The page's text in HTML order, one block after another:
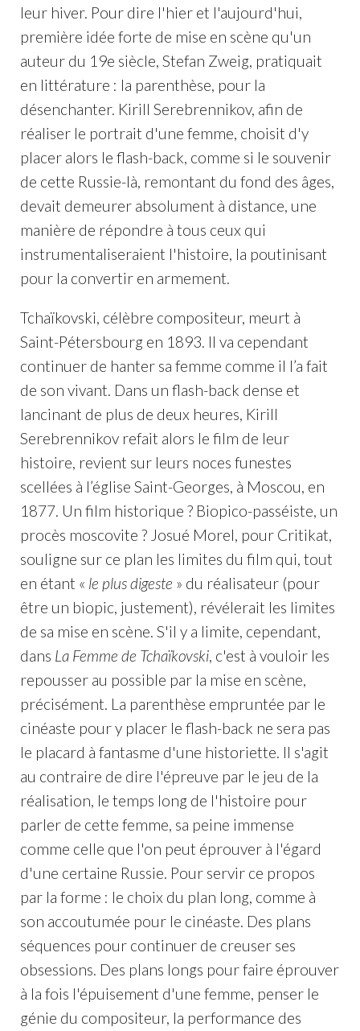
leur hiver. Pour dire l'hier et l'aujourd'hui,
première idée forte de mise en scène qu'un
auteur du 19e siècle, Stefan Zweig, pratiquait
en littérature : la parenthèse, pour la
désenchanter. Kirill Serebrennikov, afin de
réaliser le portrait d'une femme, choisit d'y
placer alors le flash-back, comme si le souvenir
de cette Russie-là, remontant du fond des âges,
devait demeurer absolument à distance, une
manière de répondre à tous ceux qui
instrumentaliseraient l'histoire, la poutinisant
pour la convertir en armement.
Tchaïkovski, célèbre compositeur, meurt à
Saint-Pétersbourg en 1893. Il va cependant
continuer de hanter sa femme comme il l’a fait
de son vivant. Dans un flash-back dense et
lancinant de plus de deux heures, Kirill
Serebrennikov refait alors le film de leur
histoire, revient sur leurs noces funestes
scellées à l’église Saint-Georges, à Moscou, en
1877. Un film historique ? Biopico-passéiste, un
procès moscovite ? Josué Morel, pour Critikat,
souligne sur ce plan les limites du film qui, tout
en étant « le plus digeste » du réalisateur (pour
être un biopic, justement), révélerait les limites
de sa mise en scène. S'il y a limite, cependant,
dans La Femme de Tchaïkovski, c'est à vouloir les
repousser au possible par la mise en scène,
précisément. La parenthèse empruntée par le
cinéaste pour y placer le flash-back ne sera pas
le placard à fantasme d'une historiette. Il s'agit
au contraire de dire l'épreuve par le jeu de la
réalisation, le temps long de l'histoire pour
parler de cette femme, sa peine immense
comme celle que l'on peut éprouver à l'égard
d'une certaine Russie. Pour servir ce propos
par la forme : le choix du plan long, comme à
son accoutumée pour le cinéaste. Des plans
séquences pour continuer de creuser ses
obsessions. Des plans longs pour faire éprouver
à la fois l'épuisement d'une femme, penser le
génie du compositeur, la performance des